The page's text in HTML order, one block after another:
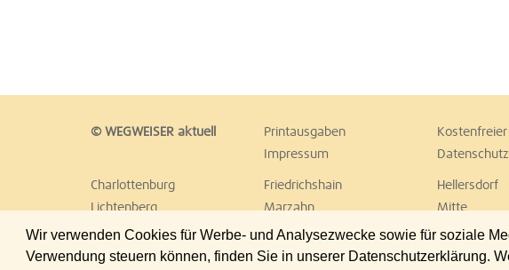
Wir verwenden Cookies für Werbe- und Analysezwecke sowie für soziale
Verwendung steuern können, finden Sie in unserer Datenschutzerklärung.
© WEGWEISER aktuell Printausgaben
Impressum
Charlottenburg Friedrichshain Hellersdorf
Lichtenberg
Marzahn Mitte
Reinickendorf
Schöneberg Spandau
Treptow
Umland Ost Wedding